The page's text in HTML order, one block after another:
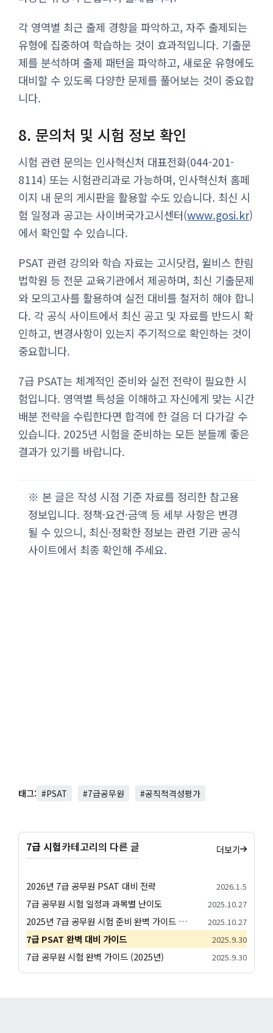
각 영역별 최근 출제 경향을 파악하고, 자주 출제되는
유형에 집중하여 학습하는 것이 효과적입니다. 기출문
제를 분석하며 출제 패턴을 파악하고, 새로운 유형에도
대비할 수 있도록 다양한 문제를 풀어보는 것이 중요합
니다.
8. 문의처 및 시험 정보 확인
시험 관련 문의는 인사혁신처 대표전화(044-201-
8114) 또는 시험관리과로 가능하며, 인사혁신처 홈페
이지 내 문의 게시판을 활용할 수도 있습니다. 최신 시
험 일정과 공고는 사이버국가고시센터(www.gosi.kr)
에서 확인할 수 있습니다.
PSAT 관련 강의와 학습 자료는 고시닷컴, 윌비스 한림
법학원 등 전문 교육기관에서 제공하며, 최신 기출문제
와 모의고사를 활용하여 실전 대비를 철저히 해야 합니
다. 각 공식 사이트에서 최신 공고 및 자료를 반드시 확
인하고, 변경사항이 있는지 주기적으로 확인하는 것이
중요합니다.
7급 PSAT는 체계적인 준비와 실전 전략이 필요한 시
험입니다. 영역별 특성을 이해하고 자신에게 맞는 시간
배분 전략을 수립한다면 합격에 한 걸음 더 다가갈 수
있습니다. 2025년 시험을 준비하는 모든 분들께 좋은
결과가 있기를 바랍니다.
※ 본 글은 작성 시점 기준 자료를 정리한 참고용
정보입니다. 정책·요건·금액 등 세부 사항은 변경
될 수 있으니, 최신·정확한 정보는 관련 기관 공식
사이트에서 최종 확인해 주세요.
태그: #PSAT #7급공무원 #공직적격성평가
7급 시험카테고리의 다른 글 더보기
2026년 7급 공무원 PSAT 대비 전략 2026.1.5
7급 공무원 시험 일정과 과목별 난이도 2025.10.27
2025년 7급 공무원 시험 준비 완벽 가이드 - PSAT 1차(7월)·전문과목 2차(9월)·면접 3차 2025.10.27
7급 PSAT 완벽 대비 가이드 2025.9.30
7급 공무원 시험 완벽 가이드 (2025년) 2025.9.30